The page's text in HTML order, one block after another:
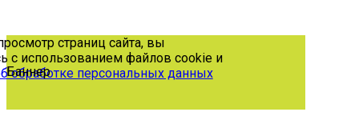
страниц сайта, вы
файлов cookie и
персональных данных
Баннер